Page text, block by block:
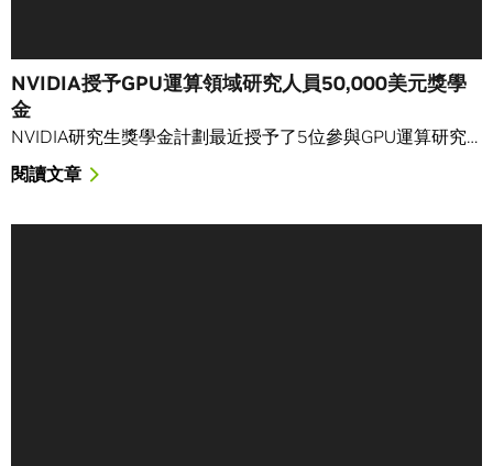
NVIDIA授予GPU運算領域研究人員50,000美元獎學
金
NVIDIA研究生獎學金計劃最近授予了5位參與GPU運算研究…
閱讀文章